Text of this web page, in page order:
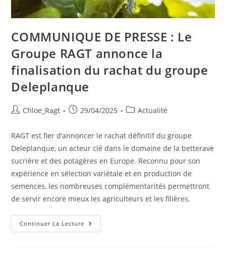
COMMUNIQUE DE PRESSE : Le
Groupe RAGT annonce la
finalisation du rachat du groupe
Deleplanque
Chloe_Ragt 29/04/2025 Actualité
RAGT est fier d’annoncer le rachat définitif du groupe
Deleplanque, un acteur clé dans le domaine de la betterave
sucrière et des potagères en Europe. Reconnu pour son
expérience en sélection variétale et en production de
semences, les nombreuses complémentarités permettront
de servir encore mieux les agriculteurs et les filières.
Continuer La Lecture